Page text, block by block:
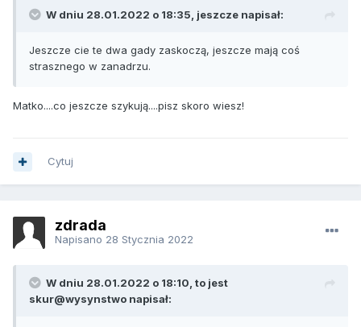
W dniu 28.01.2022 o 18:35, jeszcze napisał:
Jeszcze cie te dwa gady zaskoczą, jeszcze mają coś
strasznego w zanadrzu.
Matko....co jeszcze szykują....pisz skoro wiesz!
Cytuj
zdrada
Napisano 28 Stycznia 2022
W dniu 28.01.2022 o 18:10, to jest
skur@wysynstwo napisał: